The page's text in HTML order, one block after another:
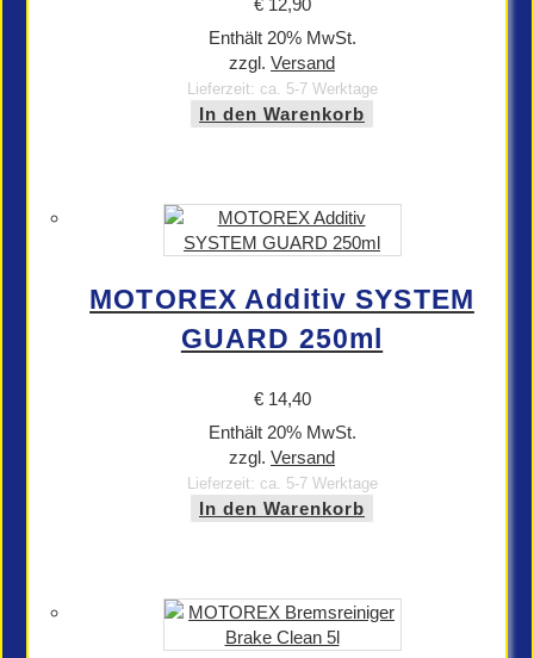
€12,90
Enthält 20% MwSt.
zzgl. Versand
Lieferzeit: ca. 5-7 Werktage
In den Warenkorb
MOTOREX Additiv SYSTEM
GUARD 250ml
€14,40
Enthält 20% MwSt.
zzgl. Versand
Lieferzeit: ca. 5-7 Werktage
In den Warenkorb